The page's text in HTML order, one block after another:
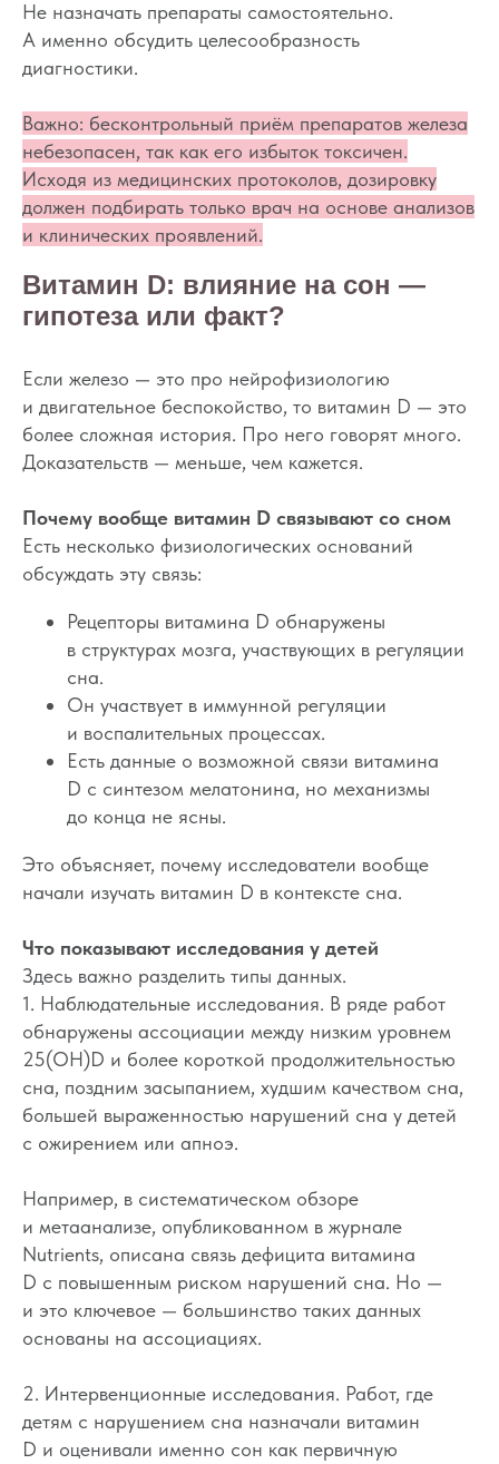
Не назначать препараты самостоятельно.
А именно обсудить целесообразность
диагностики.
Важно: бесконтрольный приём препаратов железа
небезопасен, так как его избыток токсичен.
Исходя из медицинских протоколов, дозировку
должен подбирать только врач на основе анализов
и клинических проявлений.
Витамин D: влияние на сон —
гипотеза или факт?
Если железо — это про нейрофизиологию
и двигательное беспокойство, то витамин D — это
более сложная история. Про него говорят много.
Доказательств — меньше, чем кажется.
Почему вообще витамин D связывают со сном
Есть несколько физиологических оснований
обсуждать эту связь:
Рецепторы витамина D обнаружены
в структурах мозга, участвующих в регуляции
сна.
Он участвует в иммунной регуляции
и воспалительных процессах.
Есть данные о возможной связи витамина
D с синтезом мелатонина, но механизмы
до конца не ясны.
Это объясняет, почему исследователи вообще
начали изучать витамин D в контексте сна.
Что показывают исследования у детей
Здесь важно разделить типы данных.
1. Наблюдательные исследования. В ряде работ
обнаружены ассоциации между низким уровнем
25(OH)D и более короткой продолжительностью
сна, поздним засыпанием, худшим качеством сна,
большей выраженностью нарушений сна у детей
с ожирением или апноэ.
Например, в систематическом обзоре
и метаанализе, опубликованном в журнале
Nutrients, описана связь дефицита витамина
D с повышенным риском нарушений сна. Но —
и это ключевое — большинство таких данных
основаны на ассоциациях.
2. Интервенционные исследования. Работ, где
детям с нарушением сна назначали витамин
D и оценивали именно сон как первичную